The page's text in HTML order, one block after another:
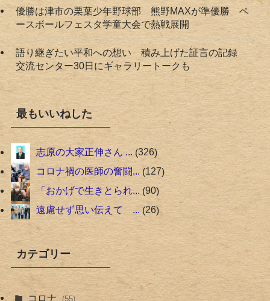
優勝は津市の栗葉少年野球部 熊野MAXが準優勝 ベ
ースボールフェスタ学童大会で熱戦展開
語り継ぎたい平和への想い 積み上げた証言の記録
交流センター30日にギャラリートークも
最もいいねした
志原の大家正伸さん ... 326
コロナ禍の医師の奮闘... 127
「おかげで生きとられ... 90
遠慮せず思い伝えて ... 26
カテゴリー
コロナ (55)